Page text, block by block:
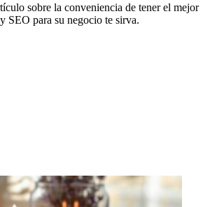
sobre la conveniencia de tener el mejor
SEO para su negocio te sirva.